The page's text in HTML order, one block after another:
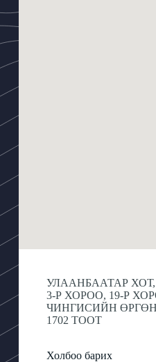
УЛААНБААТАР
3-Р ХОРОО, 19-Р
ЧИНГИСИЙН ӨРГӨН
1702 ТООТ
Холбоо барих